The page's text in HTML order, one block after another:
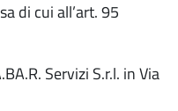
di cui all’art. 95
Servizi S.r.l. in Via